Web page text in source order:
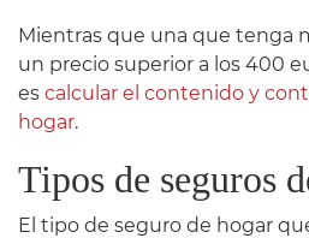
Mientras que una que tenga
un precio superior a los 400
es calcular el contenido y
hogar.
Tipos de seguros
El tipo de seguro de hogar